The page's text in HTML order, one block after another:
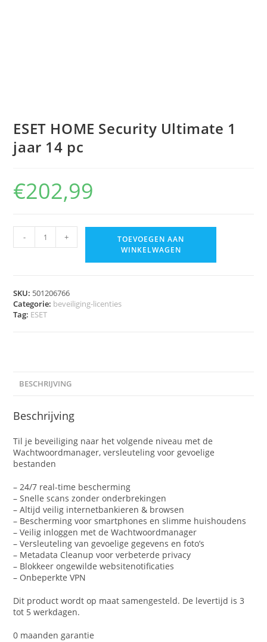
ESET HOME Security Ultimate 1
jaar 14 pc
€202,99
- +
TOEVOEGEN AAN
WINKELWAGEN
SKU: 501206766
Categorie: beveiliging-licenties
Tag: ESET
BESCHRIJVING
Beschrijving
Til je beveiliging naar het volgende niveau met de
Wachtwoordmanager, versleuteling voor gevoelige
bestanden
– 24/7 real-time bescherming
– Snelle scans zonder onderbrekingen
– Altijd veilig internetbankieren & browsen
– Bescherming voor smartphones en slimme huishoudens
– Veilig inloggen met de Wachtwoordmanager
– Versleuteling van gevoelige gegevens en foto’s
– Metadata Cleanup voor verbeterde privacy
– Blokkeer ongewilde websitenotificaties
– Onbeperkte VPN
Dit product wordt op maat samengesteld. De levertijd is 3
tot 5 werkdagen.
0 maanden garantie